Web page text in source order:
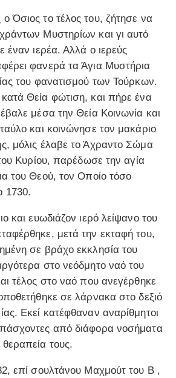
Όσιος το τέλος του, ζήτησε να
Μυστηρίων και γι αυτό
έναν ιερέα. Αλλά ο ιερεύς
φανερά τα Άγια Μυστήρια
του φανατισμού των Τούρκων.
Θεία φώτιση, και πήρε ένα
μέσα την Θεία Κοινωνία και
και κοινώνησε τον μακάριο
μόλις έλαβε το Άχραντο Σώμα
Κυρίου, παρέδωσε την αγία
του Θεού, τον Οποίο τόσο
1730.
και ευωδιάζον ιερό λείψανο του
μετά την εκταφή του,
σε βράχο εκκλησία του
στο νεόδμητο ναό του
τέλος στο ναό που ανεγέρθηκε
σε λάρνακα στο δεξιό
Εκεί κατέφθαναν αναρίθμητοι
από διάφορα νοσήματα
τους.
επί σουλτάνου Μαχμούτ του Β ,